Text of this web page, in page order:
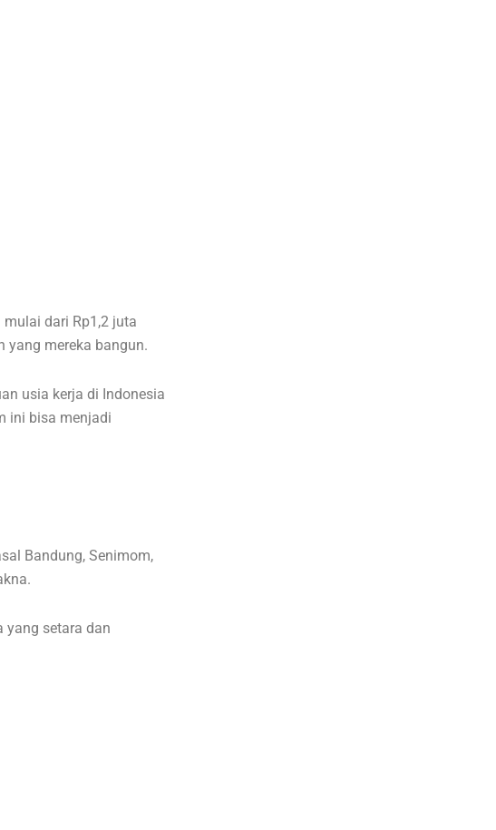
dari Rp1,2 juta
yang mereka bangun.
usia kerja di Indonesia
ini bisa menjadi
Bandung, Senimom,
yang setara dan